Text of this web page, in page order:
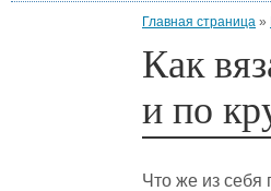
Главная страница »
Как
и по
Что же из себя